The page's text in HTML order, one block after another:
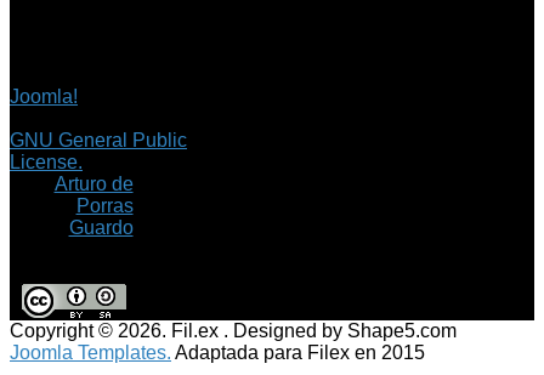
Joomla!
GNU General Public
License.
Arturo de
Porras
Guardo
Copyright © 2026. Fil.ex . Designed by Shape5.com
Joomla Templates. Adaptada para Filex en 2015